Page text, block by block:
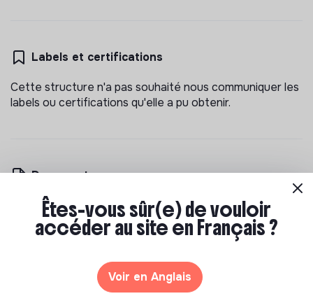
Labels et certifications
Cette structure n'a pas souhaité nous communiquer les
labels ou certifications qu'elle a pu obtenir.
Documents
N'a pas encore communiqué de documents de
transparence
Êtes-vous sûr(e) de vouloir
accéder au site en Français ?
Voir en Anglais